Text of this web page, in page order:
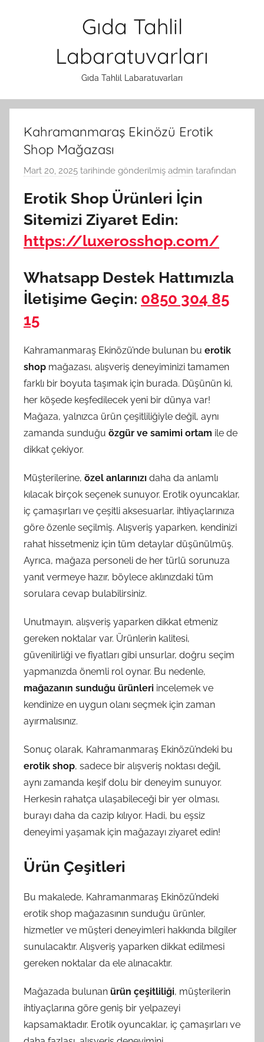
Gıda Tahlil
Labaratuvarları
Gıda Tahlil Labaratuvarları
Kahramanmaraş Ekinözü Erotik
Shop Mağazası
Mart 20, 2025 tarihinde gönderilmiş admin tarafından
Erotik Shop Ürünleri İçin
Sitemizi Ziyaret Edin:
https://luxerosshop.com/
Whatsapp Destek Hattımızla
İletişime Geçin: 0850 304 85
15
Kahramanmaraş Ekinözü’nde bulunan bu erotik
shop mağazası, alışveriş deneyiminizi tamamen
farklı bir boyuta taşımak için burada. Düşünün ki,
her köşede keşfedilecek yeni bir dünya var!
Mağaza, yalnızca ürün çeşitliliğiyle değil, aynı
zamanda sunduğu özgür ve samimi ortam ile de
dikkat çekiyor.
Müşterilerine, özel anlarınızı daha da anlamlı
kılacak birçok seçenek sunuyor. Erotik oyuncaklar,
iç çamaşırları ve çeşitli aksesuarlar, ihtiyaçlarınıza
göre özenle seçilmiş. Alışveriş yaparken, kendinizi
rahat hissetmeniz için tüm detaylar düşünülmüş.
Ayrıca, mağaza personeli de her türlü sorunuza
yanıt vermeye hazır, böylece aklınızdaki tüm
sorulara cevap bulabilirsiniz.
Unutmayın, alışveriş yaparken dikkat etmeniz
gereken noktalar var. Ürünlerin kalitesi,
güvenilirliği ve fiyatları gibi unsurlar, doğru seçim
yapmanızda önemli rol oynar. Bu nedenle,
mağazanın sunduğu ürünleri incelemek ve
kendinize en uygun olanı seçmek için zaman
ayırmalısınız.
Sonuç olarak, Kahramanmaraş Ekinözü’ndeki bu
erotik shop, sadece bir alışveriş noktası değil,
aynı zamanda keşif dolu bir deneyim sunuyor.
Herkesin rahatça ulaşabileceği bir yer olması,
burayı daha da cazip kılıyor. Hadi, bu eşsiz
deneyimi yaşamak için mağazayı ziyaret edin!
Ürün Çeşitleri
Bu makalede, Kahramanmaraş Ekinözü’ndeki
erotik shop mağazasının sunduğu ürünler,
hizmetler ve müşteri deneyimleri hakkında bilgiler
sunulacaktır. Alışveriş yaparken dikkat edilmesi
gereken noktalar da ele alınacaktır.
Mağazada bulunan ürün çeşitliliği, müşterilerin
ihtiyaçlarına göre geniş bir yelpazeyi
kapsamaktadır. Erotik oyuncaklar, iç çamaşırları ve